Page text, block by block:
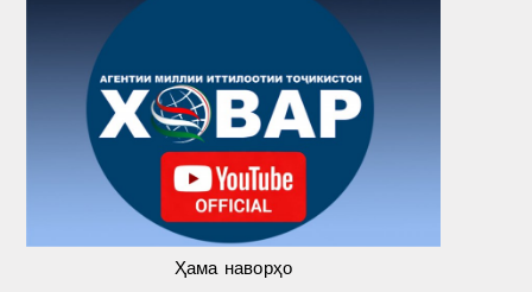
Ҳама наворҳо